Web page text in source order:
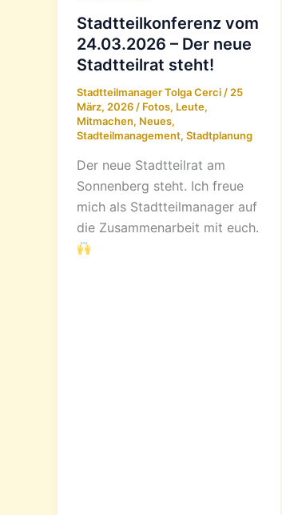
Stadtteilkonferenz vom
24.03.2026 – Der neue
Stadtteilrat steht!
Stadtteilmanager Tolga Cerci / 25
März, 2026 / Fotos, Leute,
Mitmachen, Neues,
Stadteilmanagement, Stadtplanung
Der neue Stadtteilrat am
Sonnenberg steht. Ich freue
mich als Stadtteilmanager auf
die Zusammenarbeit mit euch.